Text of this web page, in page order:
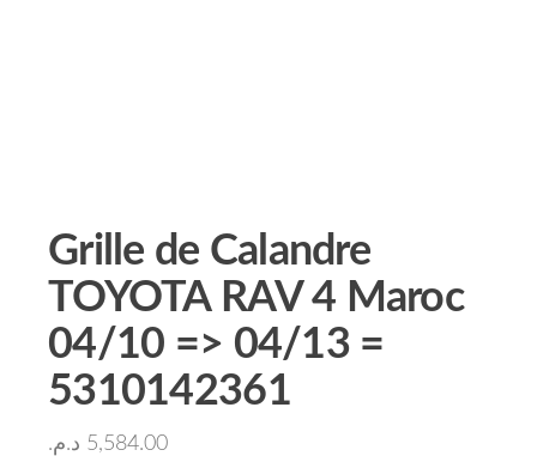
Grille de Calandre
TOYOTA RAV 4 Maroc
04/10 => 04/13 =
5310142361
5,584.00 د.م.